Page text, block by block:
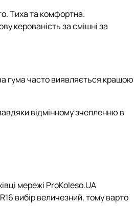
Тиха та комфортна.
керованість за смішні за
гума часто виявляється кращою
відмінному зчепленню в
мережі ProKoleso.UA
вибір величезний, тому варто